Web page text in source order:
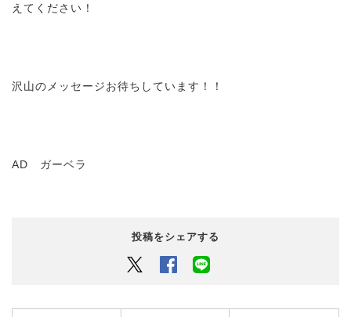
えてください！
沢山のメッセージお待ちしています！！
AD ガーベラ
投稿をシェアする
Twitter Facebook